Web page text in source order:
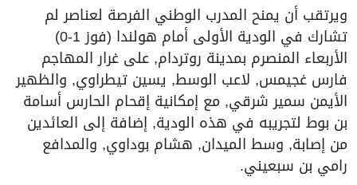
ويرتقب أن يمنح المدرب الوطني الفرصة لعناصر لم
تشارك في الودية الأولى أمام هولندا (فوز 1-0)
الأربعاء المنصرم بمدينة روتردام, على غرار المهاجم
فارس غجيمس, لاعب الوسط, يسين تيطراوي, والظهير
الأيمن سمير شرقي, مع إمكانية إقحام الحارس أسامة
بن بوط لتجريبه في هذه الودية, إضافة إلى العائدين
من إصابة, وسط الميدان, هشام بوداوي, والمدافع
رامي بن سبعيني.